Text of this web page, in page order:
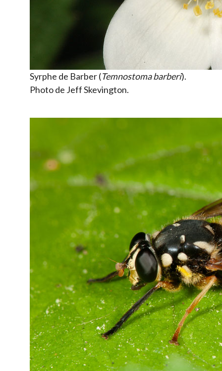
Syrphe de Barber (Temnostoma barberi).
Photo de Jeff Skevington.